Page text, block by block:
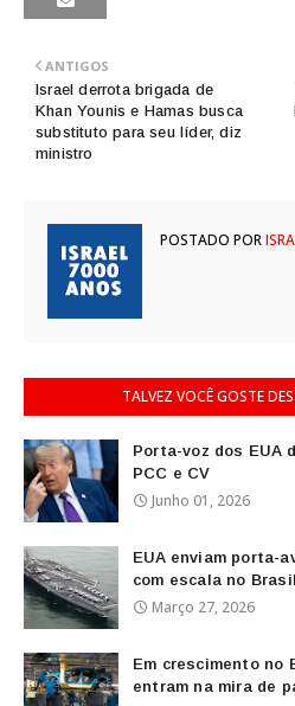
ANTIGOS
Israel derrota brigada de
Khan Younis e Hamas busca
substituto para seu líder, diz
ministro
POSTADO POR
TALVEZ VOCÊ GOSTE
Porta-voz dos EUA
PCC e CV
Junho 01, 2026
EUA enviam porta-
com escala no Brasil
Março 27, 2026
Em crescimento no
entram na mira de